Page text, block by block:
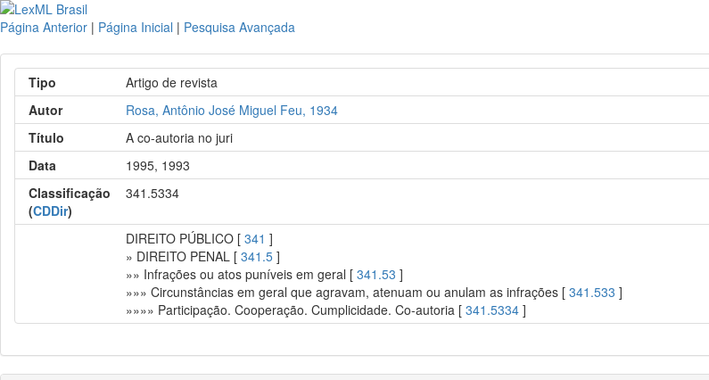
Página Anterior | Página Inicial | Pesquisa Avançada
Tipo
Artigo de revista
Autor
Rosa, Antônio José Miguel Feu, 1934
Título
A co-autoria no juri
Data
1995, 1993
Classificação
(CDDir)
341.5334
DIREITO PÚBLICO [341 ]
» DIREITO PENAL [341.5 ]
»» Infrações ou atos puníveis em geral [341.53 ]
»»» Circunstâncias em geral que agravam, atenuam ou anulam as infrações [341.533 ]
»»»» Participação. Cooperação. Cumplicidade. Co-autoria [341.5334 ]